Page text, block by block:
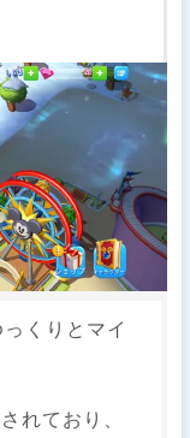
くりとマイ
されており、